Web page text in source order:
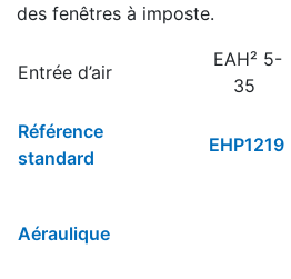
des fenêtres à imposte.
Entrée d’air
EAH² 5-
35
Référence
standard
EHP1219
Aéraulique